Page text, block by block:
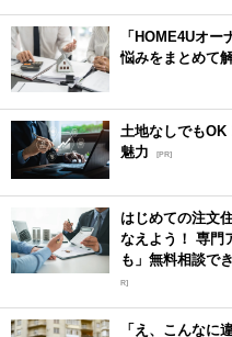
「HOME4Uオ
悩みをまとめて
土地なしでもOK
魅力
[PR]
はじめての注文
なえよう！ 専門
も」無料相談で
R]
「え、こんなに